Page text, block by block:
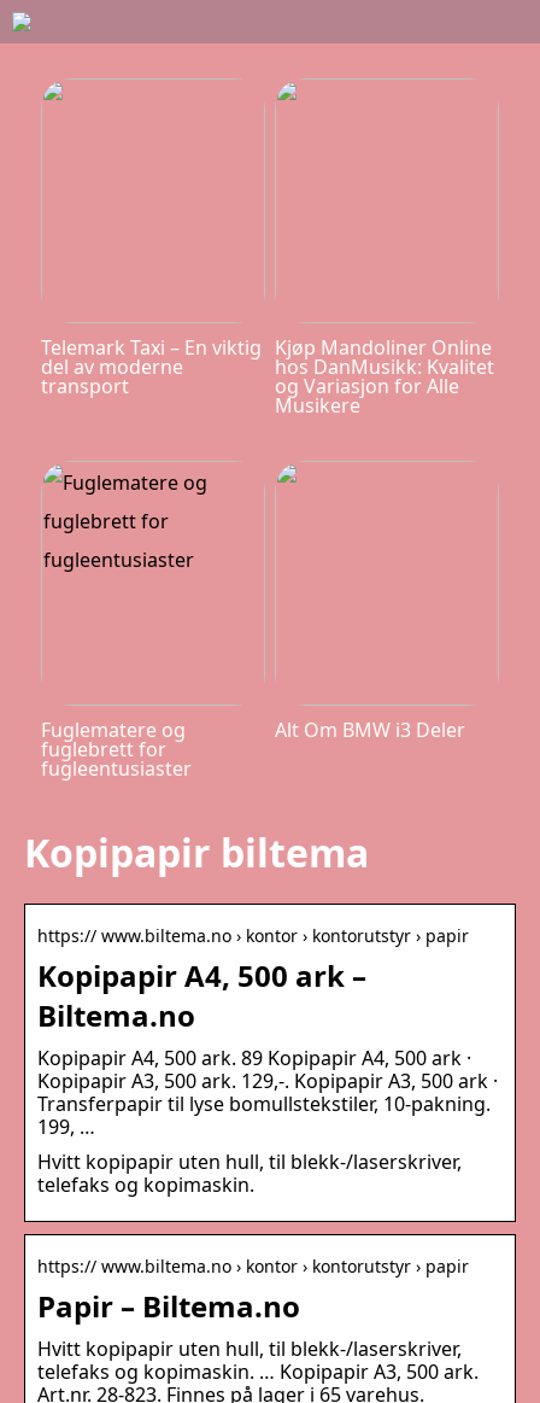
Telemark Taxi – En viktig
del av moderne
transport
Kjøp Mandoliner Online
hos DanMusikk: Kvalitet
og Variasjon for Alle
Musikere
Fuglematere og
fuglebrett for
fugleentusiaster
Alt Om BMW i3 Deler
Kopipapir biltema
https:// www.biltema.no › kontor › kontorutstyr › papir
Kopipapir A4, 500 ark –
Biltema.no
Kopipapir A4, 500 ark. 89 Kopipapir A4, 500 ark ·
Kopipapir A3, 500 ark. 129,-. Kopipapir A3, 500 ark ·
Transferpapir til lyse bomullstekstiler, 10-pakning.
199, …
Hvitt kopipapir uten hull, til blekk-/laserskriver,
telefaks og kopimaskin.
https:// www.biltema.no › kontor › kontorutstyr › papir
Papir – Biltema.no
Hvitt kopipapir uten hull, til blekk-/laserskriver,
telefaks og kopimaskin. … Kopipapir A3, 500 ark.
Art.nr. 28-823. Finnes på lager i 65 varehus.